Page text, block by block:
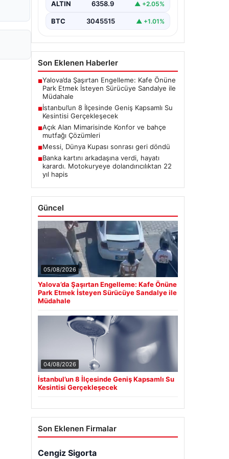
ALTIN 6358.9 ▲ +2.05%
BTC 3045515 ▲ +1.01%
Son Eklenen Haberler
■Yalova’da Şaşırtan Engelleme: Kafe Önüne
Park Etmek İsteyen Sürücüye Sandalye ile
Müdahale
■İstanbul’un 8 İlçesinde Geniş Kapsamlı Su
Kesintisi Gerçekleşecek
■Açık Alan Mimarisinde Konfor ve bahçe
mutfağı Çözümleri
■Messi, Dünya Kupası sonrası geri döndü
■Banka kartını arkadaşına verdi, hayatı
karardı. Motokuryeye dolandırıcılıktan 22
yıl hapis
Güncel
05/08/2026
Yalova’da Şaşırtan Engelleme: Kafe Önüne
Park Etmek İsteyen Sürücüye Sandalye ile
Müdahale
04/08/2026
İstanbul’un 8 İlçesinde Geniş Kapsamlı Su
Kesintisi Gerçekleşecek
Son Eklenen Firmalar
Cengiz Sigorta